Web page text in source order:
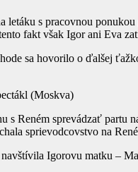
letáku s pracovnou
fakt však Igor ani Eva
sa hovorilo o ďalšej
(Moskva)
s Reném sprevádzať partu
sprievodcovstvo na
Igorovu matku –